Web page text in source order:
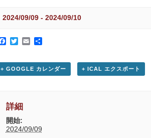
2024/09/09- 2024/09/10
Facebook
TwitterEmail
共
+ GOOGLE カレンダー + ICAL エクスポート
詳細
開始:
2024/09/09